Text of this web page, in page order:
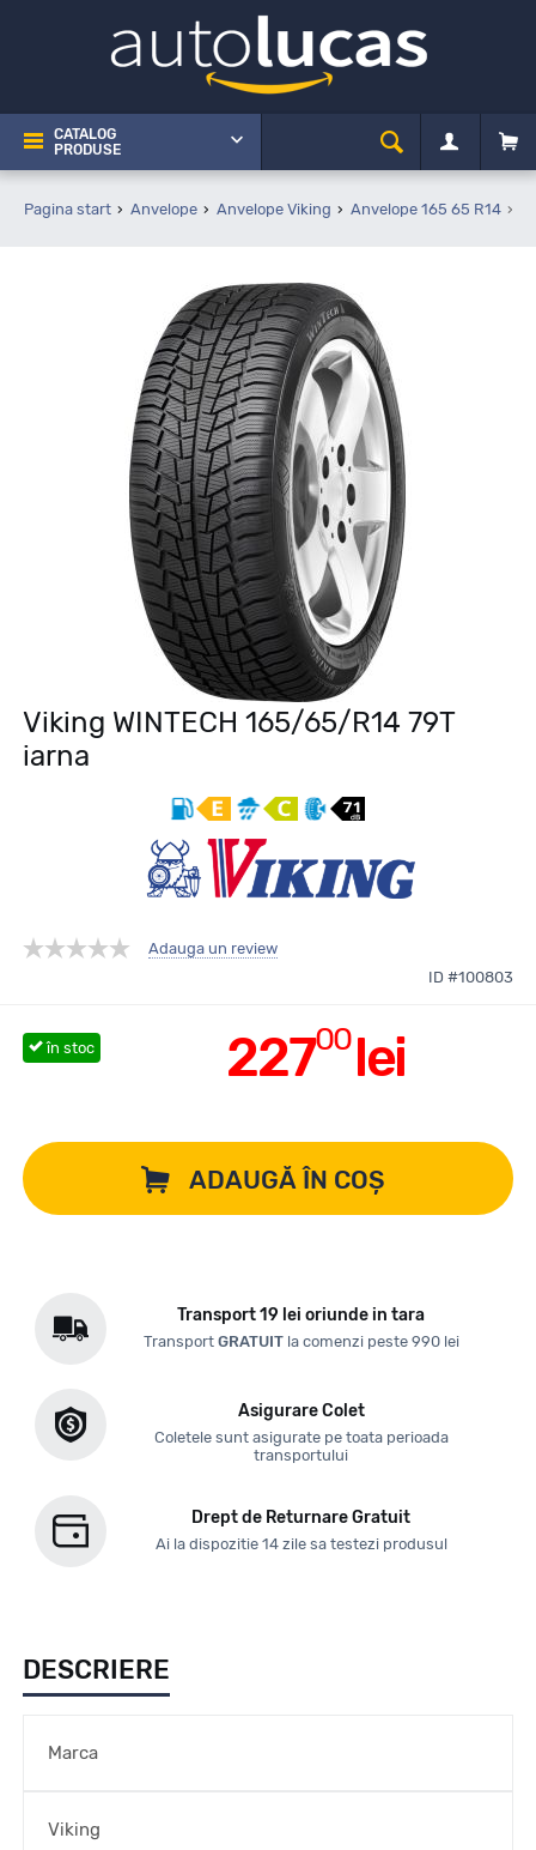
CATALOG
PRODUSE
Pagina start Anvelope Anvelope Viking Anvelope 165 65 R14
Viking WINTECH 165/65/R14 79T
iarna
Adauga un review
ID #100803
22700lei
în stoc
ADAUGĂ ÎN COȘ
Transport 19 lei oriunde in tara
Transport GRATUITla comenzi peste 990 lei
Asigurare Colet
Coletele sunt asigurate pe toata perioada
transportului
Drept de Returnare Gratuit
Ai la dispozitie 14 zile sa testezi produsul
DESCRIERE
Marca
Viking